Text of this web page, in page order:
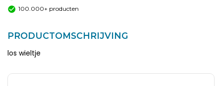
100.000+ producten
PRODUCTOMSCHRIJVING
los wieltje